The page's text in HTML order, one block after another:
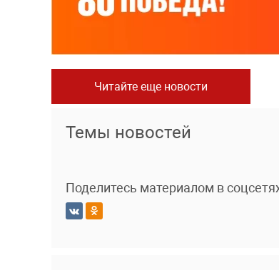
Читайте еще новости
Темы новостей
Поделитесь материалом в